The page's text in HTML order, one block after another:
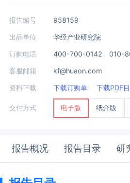
报告编号 958159
出品单位 华经产业研究院
订购电话 400-700-0142 010-
客服邮箱 kf@huaon.com
资料下载 下载订购单 下载PDF
交付方式 电子版 纸介版
报告概况 报告目录 研